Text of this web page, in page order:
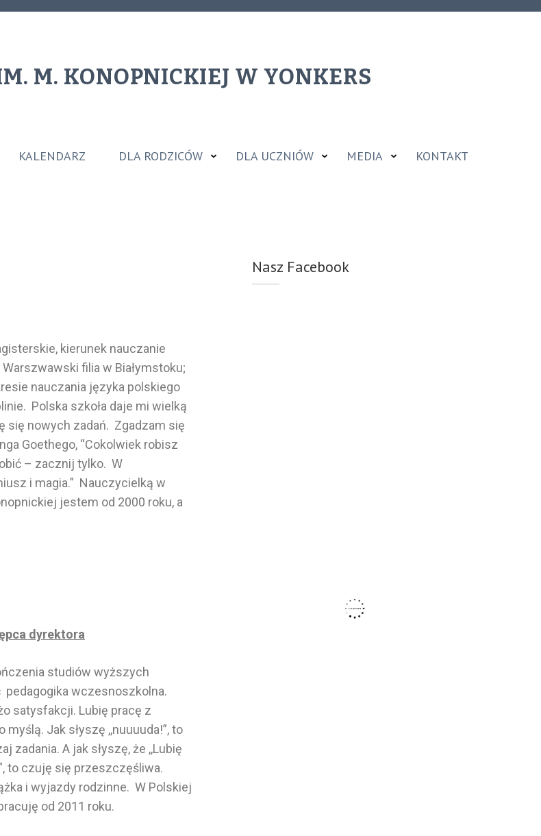
M. KONOPNICKIEJ W YONKERS
KALENDARZ DLA RODZICÓW DLA UCZNIÓW MEDIA KONTAKT
kierunek nauczanie
filia w Białymstoku;
nauczania języka polskiego
Polska szkoła daje mi wielką
się nowych zadań. Zgadzam się
Goethego, “Cokolwiek robisz
– zacznij tylko. W
i magia.” Nauczycielką w
jestem od 2000 roku, a
dyrektora
studiów wyższych
wczesnoszkolna.
satysfakcji. Lubię pracę z
Jak słyszę ,,nuuuuda!”, to
zadania. A jak słyszę, że ,,Lubię
to czuję się przeszczęśliwa.
i wyjazdy rodzinne. W Polskiej
od 2011 roku.
Nasz Facebook